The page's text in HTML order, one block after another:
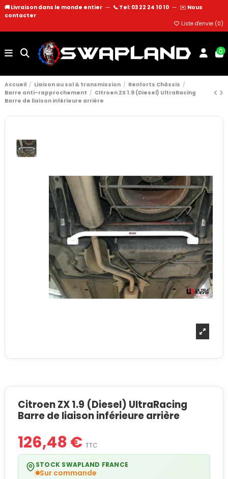
🚚 Livraison dans le monde entier — 📞 Tel: 03 22 24 10 10 — ✉️ Nous
contacter
Liste d'envie (0)
0
Accueil Liaison au sol & transmission
Renforts Châssis
Barre anti-rapprochement
Citroen ZX 1.9 (Diesel) UltraRacing
Barre de liaison inférieure arrière
Citroen ZX 1.9 (Diesel) UltraRacing
Barre de liaison inférieure arrière
126,48 € TTC
STOCK SWAPLAND FRANCE
Sur commande